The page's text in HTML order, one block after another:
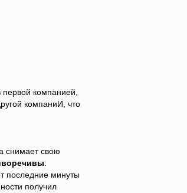
компанией,
компаниИ, что
снимает свою
:
последние минуты
получил